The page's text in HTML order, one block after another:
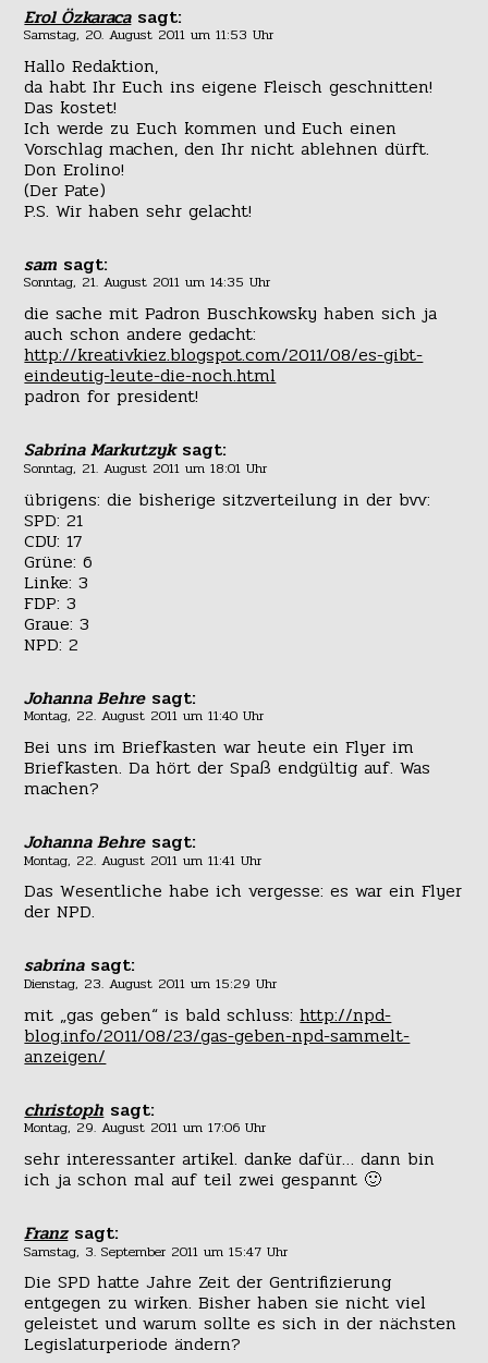
Erol Özkaraca sagt:
Samstag, 20. August 2011 um 11:53 Uhr
Hallo Redaktion,
da habt Ihr Euch ins eigene Fleisch geschnitten!
Das kostet!
Ich werde zu Euch kommen und Euch einen
Vorschlag machen, den Ihr nicht ablehnen dürft.
Don Erolino!
(Der Pate)
P.S. Wir haben sehr gelacht!
sam sagt:
Sonntag, 21. August 2011 um 14:35 Uhr
die sache mit Padron Buschkowsky haben sich ja
auch schon andere gedacht:
http://kreativkiez.blogspot.com/2011/08/es-gibt-
eindeutig-leute-die-noch.html
padron for president!
Sabrina Markutzyk sagt:
Sonntag, 21. August 2011 um 18:01 Uhr
übrigens: die bisherige sitzverteilung in der bvv:
SPD: 21
CDU: 17
Grüne: 6
Linke: 3
FDP: 3
Graue: 3
NPD: 2
Johanna Behre sagt:
Montag, 22. August 2011 um 11:40 Uhr
Bei uns im Briefkasten war heute ein Flyer im
Briefkasten. Da hört der Spaß endgültig auf. Was
machen?
Johanna Behre sagt:
Montag, 22. August 2011 um 11:41 Uhr
Das Wesentliche habe ich vergesse: es war ein Flyer
der NPD.
sabrina sagt:
Dienstag, 23. August 2011 um 15:29 Uhr
mit „gas geben“ is bald schluss:http://npd-
blog.info/2011/08/23/gas-geben-npd-sammelt-
anzeigen/
christoph sagt:
Montag, 29. August 2011 um 17:06 Uhr
sehr interessanter artikel. danke dafür… dann bin
ich ja schon mal auf teil zwei gespannt 🙂
Franz sagt:
Samstag, 3. September 2011 um 15:47 Uhr
Die SPD hatte Jahre Zeit der Gentrifizierung
entgegen zu wirken. Bisher haben sie nicht viel
geleistet und warum sollte es sich in der nächsten
Legislaturperiode ändern?